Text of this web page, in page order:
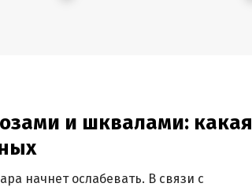
и шквалами: какая
начнет ослабевать. В связи с